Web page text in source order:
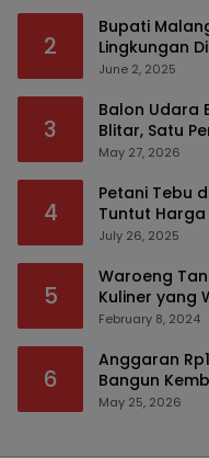
2
Bupati
Lingkungan
Modus
June 2, 2025
3
Balon Udara
Blitar, Satu
Serius
May 27, 2026
4
Petani Tebu
Tuntut
July 26, 2025
5
Waroeng
Kuliner yang
February 8, 2024
6
Anggaran
Bangun
Bencana
May 25, 2026